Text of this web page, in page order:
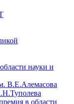
науки и
В.Е.Алемасова
в области